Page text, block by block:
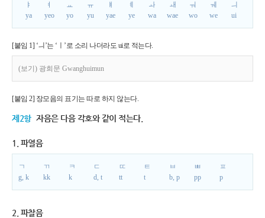
ㅑ
ya
ㅕ
yeo
ㅛ
yo
ㅠ
yu
ㅒ
yae
ㅖ
ye
ㅘ
wa
ㅙ
wae
ㅝ
wo
ㅞ
we
ㅢ
ui
[붙임 1] ‘ㅢ’는 ‘ㅣ’로 소리 나더라도 ui로 적는다.
(보기) 광희문 Gwanghuimun
[붙임 2] 장모음의 표기는 따로 하지 않는다.
제2항 자음은 다음 각호와 같이 적는다.
1. 파열음
ㄱ
g, k
ㄲ
kk
ㅋ
k
ㄷ
d, t
ㄸ
tt
ㅌ
t
ㅂ
b, p
ㅃ
pp
ㅍ
p
2. 파찰음